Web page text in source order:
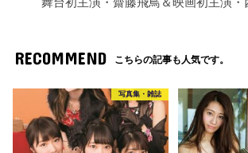
RECOMMEND こちらの記事も人気です。
写真集・雑誌